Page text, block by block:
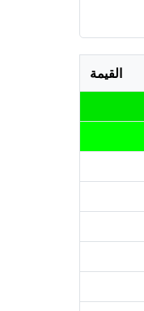
القيمة